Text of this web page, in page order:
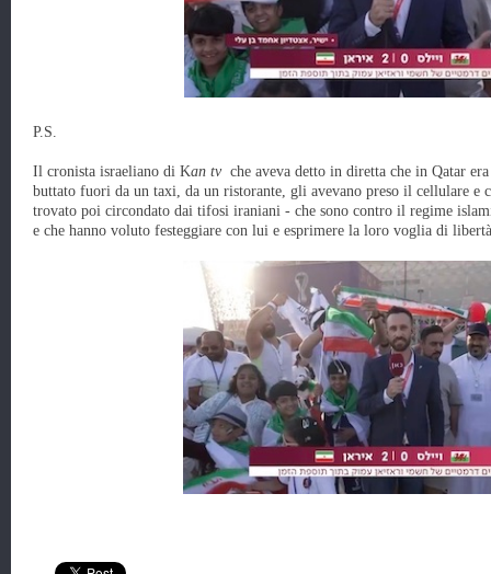
P.S.
Il cronista israeliano di Kan tvche aveva detto in diretta che in Qatar
buttato fuori da un taxi, da un ristorante, gli avevano preso il cellulare e
trovato poi circondato dai tifosi iraniani - che sono contro il regime
e che hanno voluto festeggiare con lui e esprimere la loro voglia di